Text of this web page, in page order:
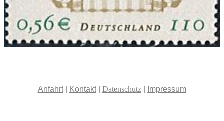
Anfahrt| Kontakt| Datenschutz| Impressum